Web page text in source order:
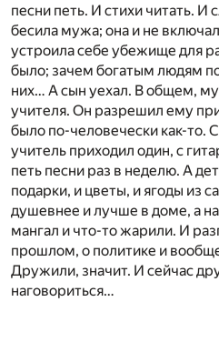
песни петь. И стихи читать. И
бесила мужа; она и не
устроила себе убежище для
было; зачем богатым людям
них… А сын уехал. В общем,
учителя. Он разрешил ему
было по-человечески как-то.
учитель приходил один, с
петь песни раз в неделю. А
подарки, и цветы, и ягоды из
душевнее и лучше в доме, а
мангал и что-то жарили. И
прошлом, о политике и
Дружили, значит. И сейчас
наговориться…